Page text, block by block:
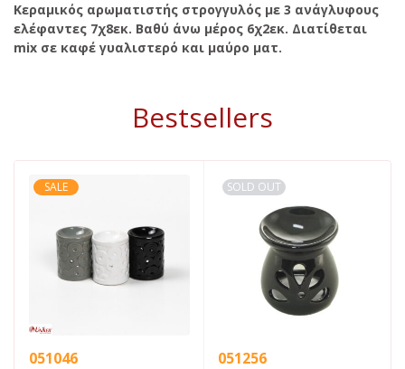
Κεραμικός αρωματιστής στρογγυλός με 3 ανάγλυφους
ελέφαντες 7χ8εκ. Βαθύ άνω μέρος 6χ2εκ. Διατίθεται
mix σε καφέ γυαλιστερό και μαύρο ματ.
Bestsellers
SALE
051046
SOLD OUT
051256